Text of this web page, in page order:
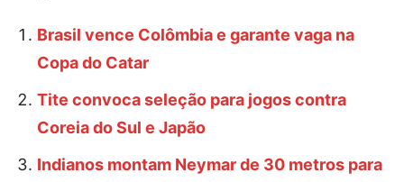
Brasil vence Colômbia e garante vaga na
Copa do Catar
Tite convoca seleção para jogos contra
Coreia do Sul e Japão
Indianos montam Neymar de 30 metros para